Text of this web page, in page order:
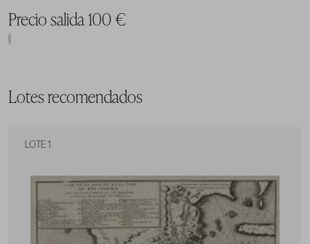
Precio salida 100 €
Lotes recomendados
LOTE 1